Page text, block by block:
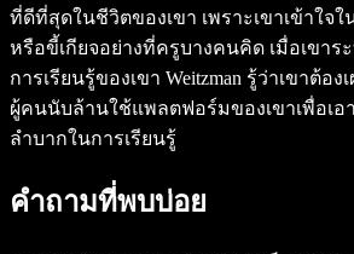
ที่ดีที่สุดในชีวิตของเขา เพราะเขาเข้าใจ
หรือขี้เกียจอย่างที่ครูบางคนคิด เมื่อเขาร
การเรียนรู้ของเขา Weitzman รู้ว่าเขาต้อ
ผู้คนนับล้านใช้แพลตฟอร์มของเขาเพื่อเอ
ลำบากในการเรียนรู้
คำถามที่พบบ่อย